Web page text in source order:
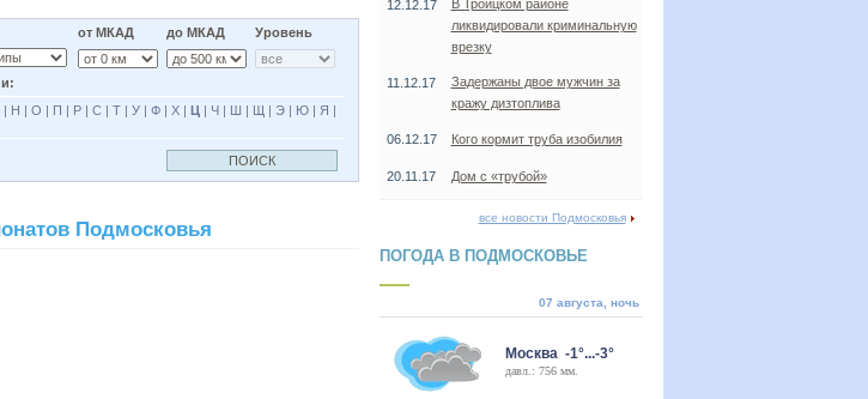
от МКАД до МКАД Уровень
| Н | О | П | Р| С| Т| У| Ф| Х| Ц| Ч| Ш | Щ | Э| Ю| Я |
Подмосковья
12.12.17
В Троицком районе
ликвидировали криминальную
врезку
11.12.17
Задержаны двое мужчин за
кражу дизтоплива
06.12.17 Кого кормит труба изобилия
20.11.17 Дом с «трубой»
все новости Подмосковья
ПОГОДА В ПОДМОСКОВЬЕ
07 августа, ночь
Москва -1°...-3°
давл.: 756 мм.